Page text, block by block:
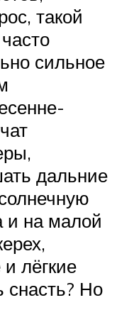
такой
сильное
дальние
и на малой
лёгкие
снасть? Но